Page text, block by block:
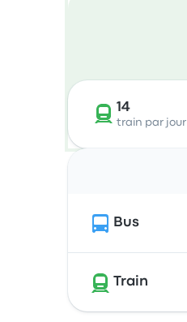
14
train par jour
Bus
Train